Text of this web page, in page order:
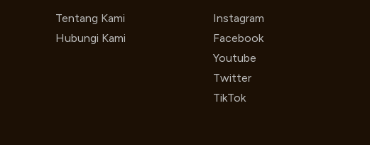
Tentang Kami
Hubungi Kami
Instagram
Facebook
Youtube
Twitter
TikTok